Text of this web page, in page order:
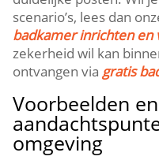
scenario’s, lees dan
badkamer inrichten en
zekerheid wil kan
ontvangen viagratis
Voorbeelden
omgeving